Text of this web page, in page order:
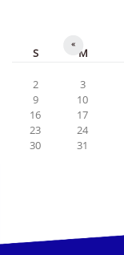
«
S M
2
3
9
10
16
17
23
24
30
31